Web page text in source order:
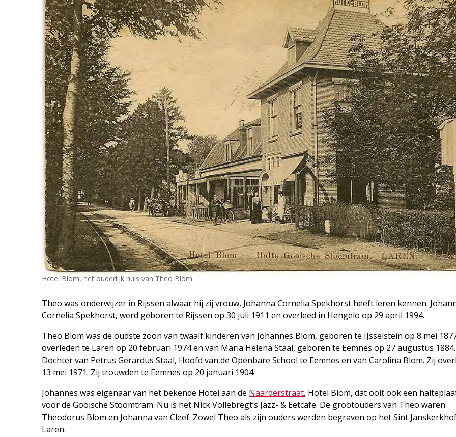
Hotel Blom, het ouderlijk huis van Theo Blom.
Theo was onderwijzer in Rijssen alwaar hij zij vrouw, Johanna Cornelia Spekhorst heeft leren kennen.
Cornelia Spekhorst, werd geboren te Rijssen op 30 juli 1911 en overleed in Hengelo op 29 april 1994.
Theo Blom was de oudste zoon van twaalf kinderen van Johannes Blom, geboren te IJsselstein op 8 mei
overleden te Laren op 20 februari 1974 en van Maria Helena Staal, geboren te Eemnes op 27 augustus 1884.
Dochter van Petrus Gerardus Staal, Hoofd van de Openbare School te Eemnes en van Carolina Blom. Zij
13 mei 1971. Zij trouwden te Eemnes op 20 januari 1904.
Johannes was eigenaar van het bekende Hotel aan de Naarderstraat, Hotel Blom, dat ooit ook een
voor de Gooische Stoomtram. Nu is het Nick Vollebregt’s Jazz- & Eetcafe. De grootouders van Theo waren:
Theodorus Blom en Johanna van Cleef. Zowel Theo als zijn ouders werden begraven op het Sint
Laren.